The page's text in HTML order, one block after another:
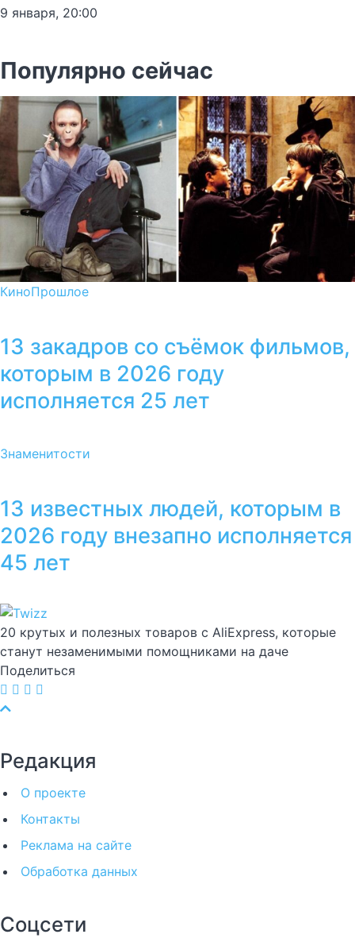
9 января, 20:00
Популярно сейчас
КиноПрошлое
13 закадров со съёмок фильмов,
которым в 2026 году
исполняется 25 лет
Знаменитости
13 известных людей, которым в
2026 году внезапно исполняется
45 лет
20 крутых и полезных товаров с AliExpress, которые
станут незаменимыми помощниками на даче
Поделиться
Редакция
О проекте
Контакты
Реклама на сайте
Обработка данных
Соцсети